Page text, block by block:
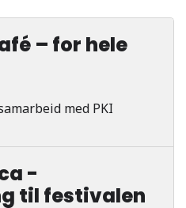
– for hele
med PKI
-
til festivalen